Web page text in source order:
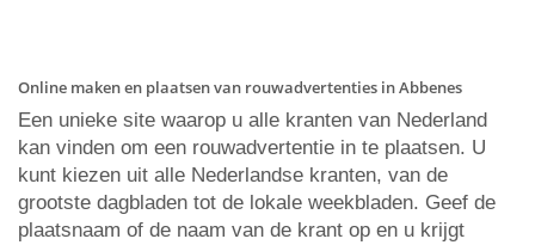
Online maken en plaatsen van rouwadvertenties in Abbenes
Een unieke site waarop u alle kranten van Nederland
kan vinden om een rouwadvertentie in te plaatsen. U
kunt kiezen uit alle Nederlandse kranten, van de
grootste dagbladen tot de lokale weekbladen. Geef de
plaatsnaam of de naam van de krant op en u krijgt